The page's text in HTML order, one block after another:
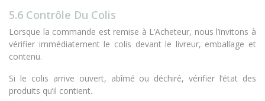
5.6 Contrôle Du Colis
Lorsque la commande est remise à L’Acheteur, nous l’invitons à
vérifier immédiatement le colis devant le livreur, emballage et
contenu.
Si le colis arrive ouvert, abîmé ou déchiré, vérifier l’état des
produits qu’il contient.